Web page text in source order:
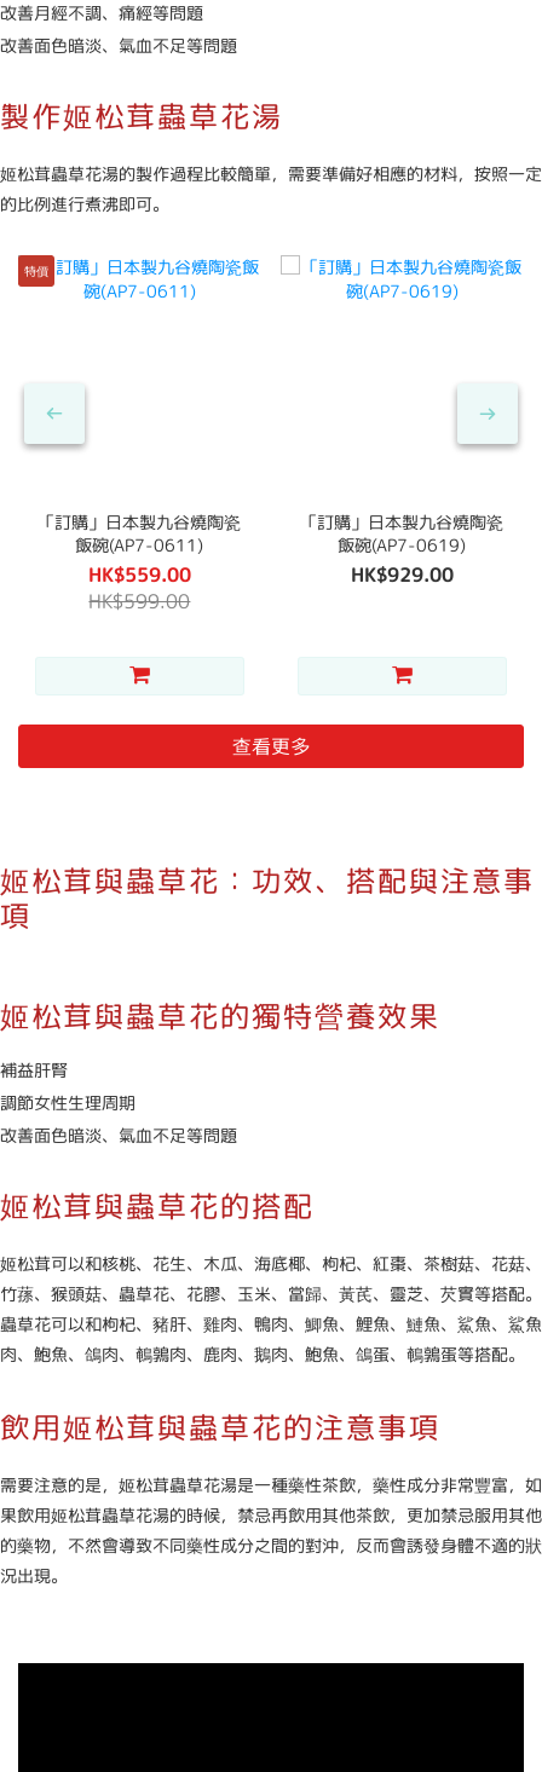
改善月經不調、痛經等問題
改善面色暗淡、氣血不足等問題
製作姬松茸蟲草花湯
姬松茸蟲草花湯的製作過程比較簡單，需要準備好相應的材料，按照一定
的比例進行煮沸即可。
特價
「訂購」日本製九谷燒陶瓷
飯碗(AP7-0611)
HK$559.00
HK$599.00
「訂購」日本製九谷燒陶瓷
飯碗(AP7-0619)
HK$929.00
查看更多
姬松茸與蟲草花：功效、搭配與注意事
項
姬松茸與蟲草花的獨特營養效果
補益肝腎
調節女性生理周期
改善面色暗淡、氣血不足等問題
姬松茸與蟲草花的搭配
姬松茸可以和核桃、花生、木瓜、海底椰、枸杞、紅棗、茶樹菇、花菇、
竹蓀、猴頭菇、蟲草花、花膠、玉米、當歸、黃芪、靈芝、芡實等搭配。
蟲草花可以和枸杞、豬肝、雞肉、鴨肉、鯽魚、鯉魚、鰱魚、鯊魚、鯊魚
肉、鮑魚、鴿肉、鵪鶉肉、鹿肉、鵝肉、鮑魚、鴿蛋、鵪鶉蛋等搭配。
飲用姬松茸與蟲草花的注意事項
需要注意的是，姬松茸蟲草花湯是一種藥性茶飲，藥性成分非常豐富，如
果飲用姬松茸蟲草花湯的時候，禁忌再飲用其他茶飲，更加禁忌服用其他
的藥物，不然會導致不同藥性成分之間的對沖，反而會誘發身體不適的狀
況出現。